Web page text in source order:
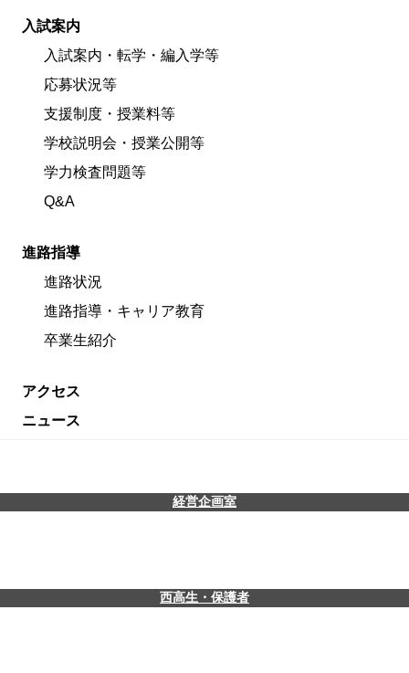
入試案内
入試案内・転学・編入学等
応募状況等
支援制度・授業料等
学校説明会・授業公開等
学力検査問題等
Q&A
進路指導
進路状況
進路指導・キャリア教育
卒業生紹介
アクセス
ニュース
経営企画室
西高生・保護者